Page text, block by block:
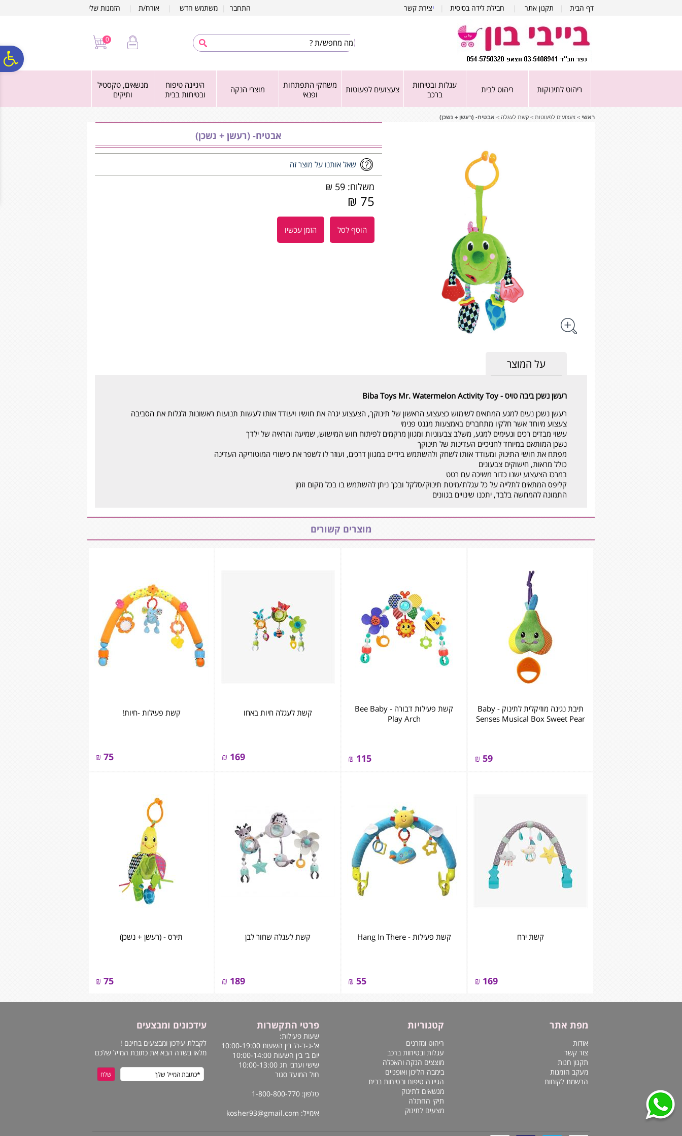
דף הבית תקנון אתר חבילת לידה בסיסית יצירת קשר התחבר משתמש חדש אורח/ת הזמנות שלי
0
ריהוט לתינוקות ריהוט לבית
עגלות ובטיחות
ברכב
צעצועים לפעוטות
משחקי התפתחות
ופנאי
מוצרי הנקה
היגיינה טיפוח
ובטיחות בבית
מנשאים, טקסטיל
ותיקים
ראשי > צעצועים לפעוטות > קשת לעגלה > אבטיח- (רעשן + נשכן)
אבטיח- (רעשן + נשכן)
שאל אותנו על מוצר זה
משלוח: 59 ₪
75 ₪
הוסף לסל הזמן עכשיו
על המוצר
רעשן נשכן ביבה טויס - Biba Toys Mr. Watermelon Activity Toy
רעשן נשכן נעים למגע המתאים לשימוש כצעצוע הראשון של תינוקך, הצעצוע יגרה את חושיו ויעודד אותו לעשות תנועות ראשונות ולגלות את הסביבה
צעצוע מיוחד אשר חלקיו מתחברים באמצעות מגנט פנימי
עשוי מבדים רכים ונעימים למגע, משלב צבעוניות ומגוון מרקמים לפיתוח חוש המישוש, שמיעה והראיה של ילדך
נשכן המותאם במיוחד לחניכיים העדינות של תינוקך
מפתח את חושי התינוק ומעודד אותו לשחק ולהשתמש בידיים במגוון דרכים, ועוזר לו לשפר את כישורי המוטוריקה העדינה
כולל מראות, חישוקים צבעונים
במרכז הצעצוע ישנו כדור משיכה עם רטט
קליפס המתאים לתלייה על כל עגלת/מיטת תינוק/סלקל ובכך ניתן להשתמש בו בכל מקום וזמן
התמונה להמחשה בלבד, יתכנו שינויים בגוונים
מוצרים קשורים
תיבת נגינה מוזיקלית לתינוק - Baby
Senses Musical Box Sweet Pear
59
₪
קשת פעילות דבורה - Bee Baby
Play Arch
115
₪
קשת לעגלה חיות באחו
169
₪
קשת פעילות -חיות!
75
₪
קשת ירח
169
₪
קשת פעילות - Hang In There
55
₪
קשת לעגלה שחור לבן
189
₪
תירס - (רעשן + נשכן)
75
₪
מפת אתר
אודות
צור קשר
תקנון חנות
מעקב הזמנות
הרשמת לקוחות
קטגוריות
ריהוט ומזרנים
עגלות ובטיחות ברכב
מוצצים הנקה והאכלה
בימבה הליכון ואופניים
הגיינה טיפוח ובטיחות בבית
מנשאים לתינוק
תיקי החתלה
מצעים לתינוק
פרטי התקשרות
שעות פעילות:
א'-ג-ד-ה' בין השעות 10:00-19:00
יום ב' בין השעות 10:00-14:00
שישי וערבי חג 10:00-13:00
חול המועד סגור
טלפון: 1-800-800-770
אימייל: kosher93@gmail.com
עידכונים ומבצעים
לקבלת עידכון ומבצעים בחינם !
מלאו בשדה הבא את כתובת המייל שלכם